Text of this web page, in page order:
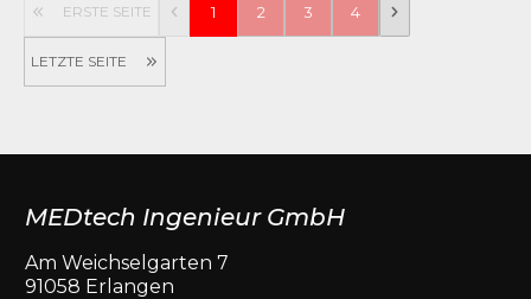
ERSTE SEITE 1 2 3 4
LETZTE SEITE
MEDtech Ingenieur GmbH
Am Weichselgarten 7
91058 Erlangen